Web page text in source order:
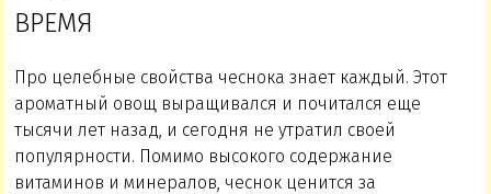
ВРЕМЯ
Про целебные свойства чеснока знает каждый. Этот
ароматный овощ выращивался и почитался еще
тысячи лет назад, и сегодня не утратил своей
популярности. Помимо высокого содержание
витаминов и минералов, чеснок ценится за